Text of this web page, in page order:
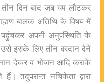
तीन दिन बाद जब यम लौटकर
बालक अतिथि के विषय में
अपनी अनुपस्थिति के
इसके लिए तीन वरदान देने
देकर व भोजन आदि कराके
तदुपरान्त नचिकेता द्वारा